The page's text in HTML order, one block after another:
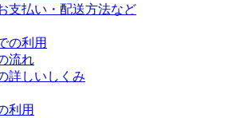
支払い・配送方法など
の利用
流れ
詳しいしくみ
利用